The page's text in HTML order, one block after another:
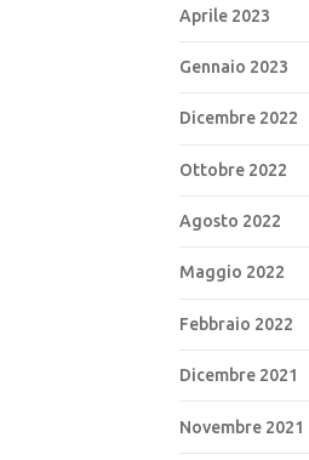
Aprile 2023
Gennaio 2023
Dicembre 2022
Ottobre 2022
Agosto 2022
Maggio 2022
Febbraio 2022
Dicembre 2021
Novembre 2021